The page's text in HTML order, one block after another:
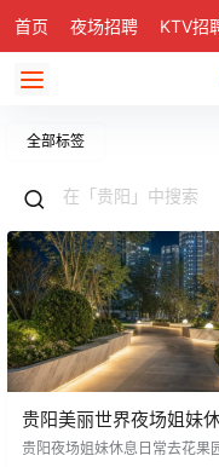
首页 夜场招聘 KTV招
全部标签
贵阳美丽世界夜场姐妹
日去哪逛，这几个地方
贵阳夜场姐妹休息日常去花果